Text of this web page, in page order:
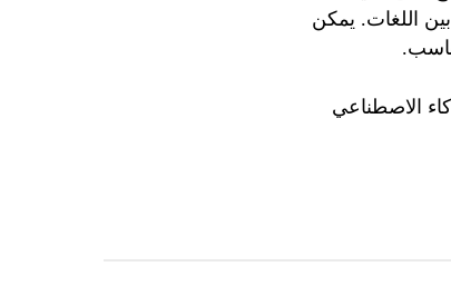
بين اللغات. يمكن
.
الاصطناعي